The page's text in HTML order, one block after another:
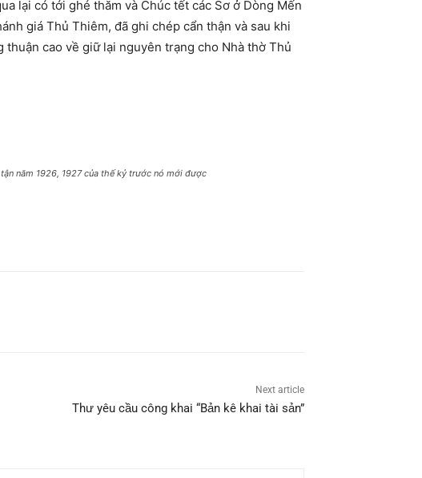
lại có tới ghé thăm và Chúc tết các Sơ ở Dòng Mến
giá Thủ Thiêm, đã ghi chép cẩn thận và sau khi
cao về giữ lại nguyên trạng cho Nhà thờ Thủ
năm 1926, 1927 của thế kỷ trước nó mới được
Next article
Thư yêu cầu công khai “Bản kê khai tài sản”